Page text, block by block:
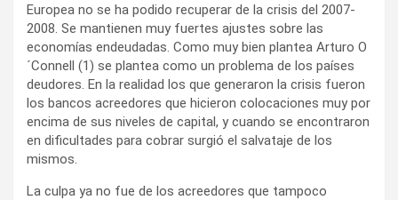
Europea no se ha podido recuperar de la crisis del 2007-
2008. Se mantienen muy fuertes ajustes sobre las
economías endeudadas. Como muy bien plantea Arturo O
´Connell (1) se plantea como un problema de los países
deudores. En la realidad los que generaron la crisis fueron
los bancos acreedores que hicieron colocaciones muy por
encima de sus niveles de capital, y cuando se encontraron
en dificultades para cobrar surgió el salvataje de los
mismos.
La culpa ya no fue de los acreedores que tampoco